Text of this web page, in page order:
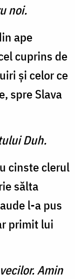
noi.
ape
cuprins de
şi celor ce
spre Slava
Duh.
cinste clerul
sălta
l-a pus
primit lui
Amin